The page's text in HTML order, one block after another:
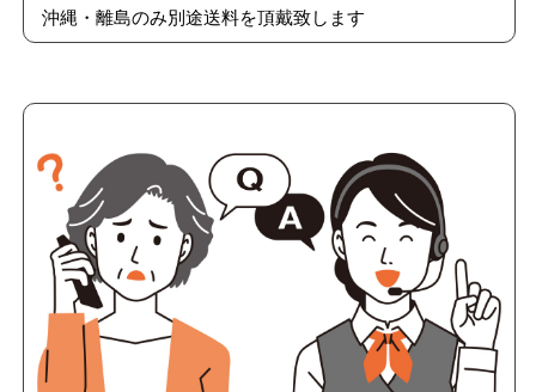
沖縄・離島のみ別途送料を頂戴致します